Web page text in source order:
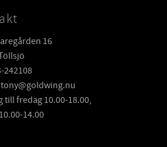
16
242108
till fredag 10.00-18.00,
14.00